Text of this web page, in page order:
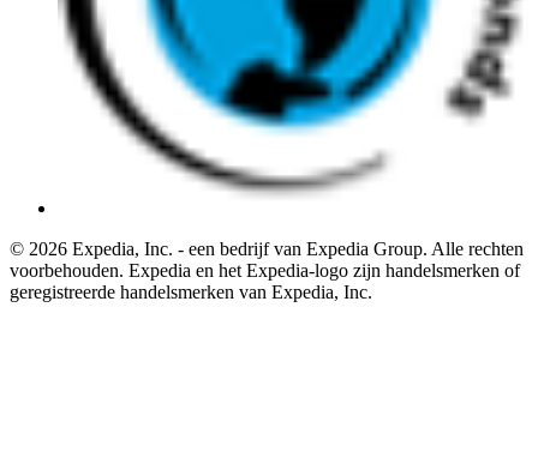
© 2026 Expedia, Inc. - een bedrijf van Expedia Group. Alle rechten
voorbehouden. Expedia en het Expedia-logo zijn handelsmerken of
geregistreerde handelsmerken van Expedia, Inc.